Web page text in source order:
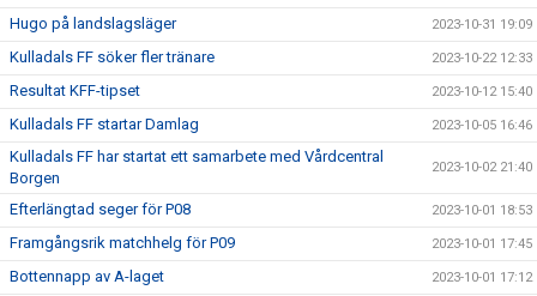
Hugo på landslagsläger 2023-10-31 19:09
Kulladals FF söker fler tränare 2023-10-22 12:33
Resultat KFF-tipset 2023-10-12 15:40
Kulladals FF startar Damlag 2023-10-05 16:46
Kulladals FF har startat ett samarbete med Vårdcentral
Borgen
2023-10-02 21:40
Efterlängtad seger för P08 2023-10-01 18:53
Framgångsrik matchhelg för P09 2023-10-01 17:45
Bottennapp av A-laget 2023-10-01 17:12